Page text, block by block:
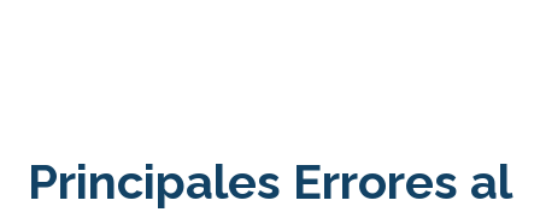
Principales Errores al